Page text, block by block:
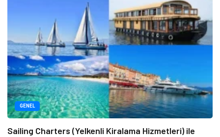
GENEL
Sailing Charters (Yelkenli Kiralama Hizmetleri) ile